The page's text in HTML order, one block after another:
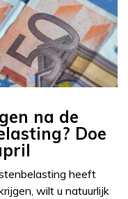
na de
Doe
heeft
wilt u natuurlijk